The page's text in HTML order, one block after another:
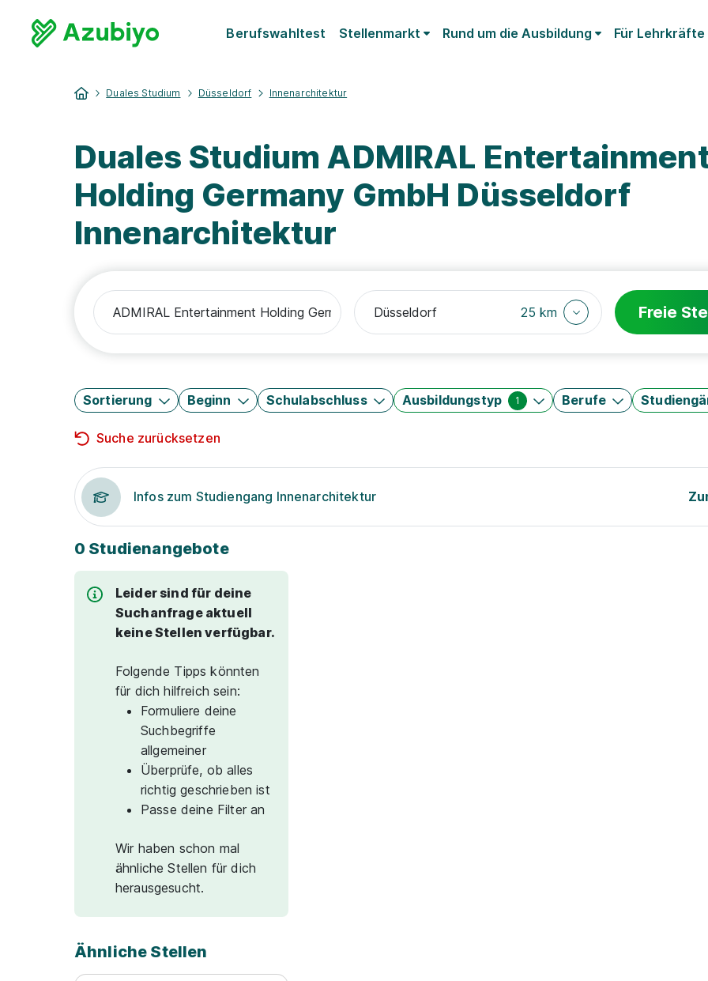
Berufswahltest Stellenmarkt Rund um die Ausbildung Für Lehrkräfte
Duales Studium Düsseldorf Innenarchitektur
Duales Studium ADMIRAL
Holding Germany GmbH Düsseldorf
Innenarchitektur
25 km Freie
Sortierung Beginn Schulabschluss Ausbildungstyp 1 Berufe
Suche zurücksetzen
Infos zum Studiengang Innenarchitektur
0 Studienangebote
Leider sind für deine
Suchanfrage aktuell
keine Stellen verfügbar.
Folgende Tipps könnten
für dich hilfreich sein:
Formuliere deine
Suchbegriffe
allgemeiner
Überprüfe, ob alles
richtig geschrieben ist
Passe deine Filter an
Wir haben schon mal
ähnliche Stellen für dich
herausgesucht.
Ähnliche Stellen